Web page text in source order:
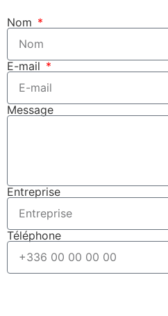
Nom
E-mail
Message
Entreprise
Téléphone